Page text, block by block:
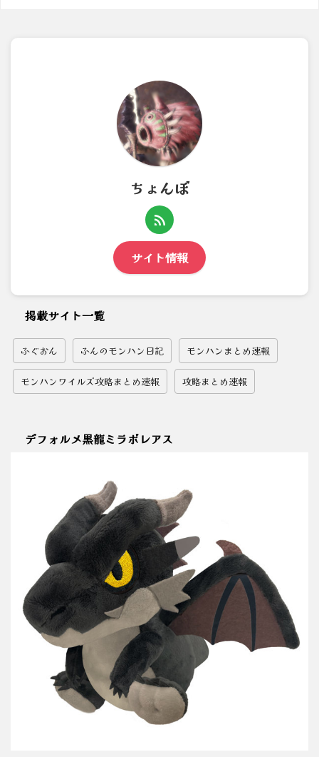
ちょんぼ
サイト情報
掲載サイト一覧
ふぐおん ふんのモンハン日記 モンハンまとめ速報
モンハンワイルズ攻略まとめ速報 攻略まとめ速報
デフォルメ黒龍ミラボレアス